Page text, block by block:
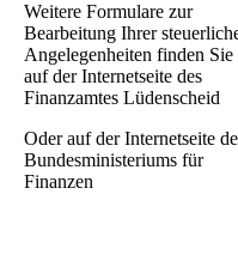
Weitere Formulare zur
Bearbeitung Ihrer
Angelegenheiten finden Sie
auf der Internetseite des
Finanzamtes Lüdenscheid
Oder auf der Internetseite
Bundesministeriums für
Finanzen